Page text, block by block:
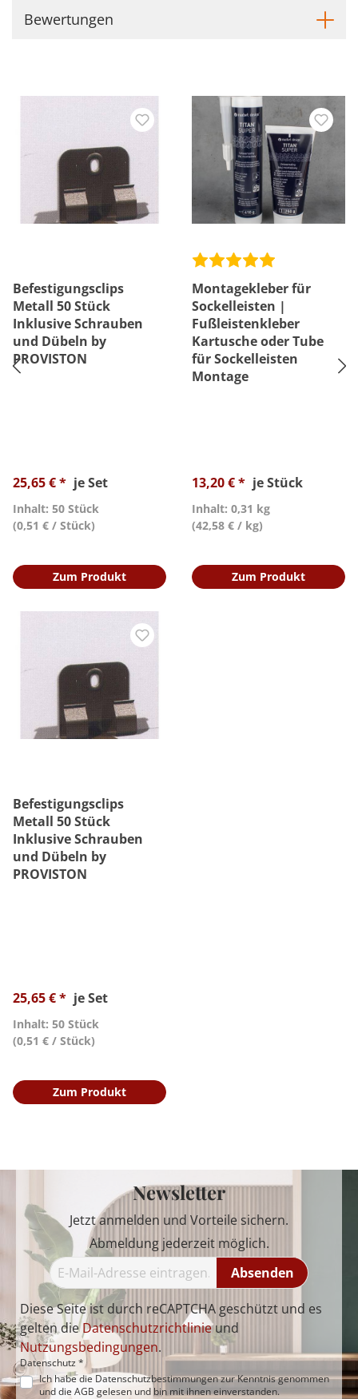
Bewertungen
Befestigungsclips
Metall 50 Stück
Inklusive Schrauben
und Dübeln by
PROVISTON
25,65 € * je Set
Inhalt: 50 Stück
(0,51 € / Stück)
Zum Produkt
Montagekleber für
Sockelleisten |
Fußleistenkleber
Kartusche oder Tube
für Sockelleisten
Montage
13,20 € * je Stück
Inhalt: 0,31 kg
(42,58 € / kg)
Zum Produkt
Befestigungsclips
Metall 50 Stück
Inklusive Schrauben
und Dübeln by
PROVISTON
25,65 € * je Set
Inhalt: 50 Stück
(0,51 € / Stück)
Zum Produkt
Newsletter
Jetzt anmelden und Vorteile sichern.
Abmeldung jederzeit möglich.
Absenden
Diese Seite ist durch reCAPTCHA geschützt und es
gelten dieDatenschutzrichtlinieund
Nutzungsbedingungen.
Datenschutz *
Ich habe die Datenschutzbestimmungenzur Kenntnis genommen
und die AGB gelesen und bin mit ihnen einverstanden.